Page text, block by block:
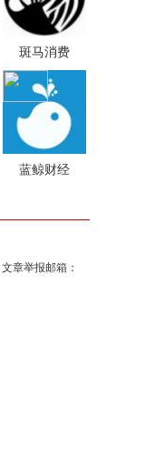
斑马消费
蓝鲸财经
文章举报邮箱：